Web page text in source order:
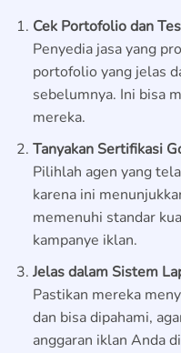
Cek Portofolio dan
Penyedia jasa yang
portofolio yang jelas
sebelumnya. Ini bisa
mereka.
Tanyakan Sertifikasi
Pilihlah agen yang
karena ini
memenuhi standar
kampanye iklan.
Jelas dalam Sistem
Pastikan mereka
dan bisa dipahami,
anggaran iklan Anda